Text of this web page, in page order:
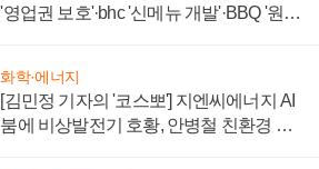
'영업권 보호'·bhc '신메뉴 개발'·BBQ '원가
화학·에너지
[김민정 기자의 '코스뽀'] 지엔씨에너지 AI
붐에 비상발전기 호황, 안병철 친환경 에